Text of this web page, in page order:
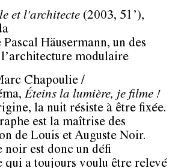
et l'architecte (2003, 51’),
Häusermann, un des
modulaire
Chapoulie /
, Éteins la lumière, je filme !
la nuit résiste à être fixée.
est la maîtrise des
de Louis et Auguste Noir.
noir est donc un défi
qui a toujours voulu être relevé